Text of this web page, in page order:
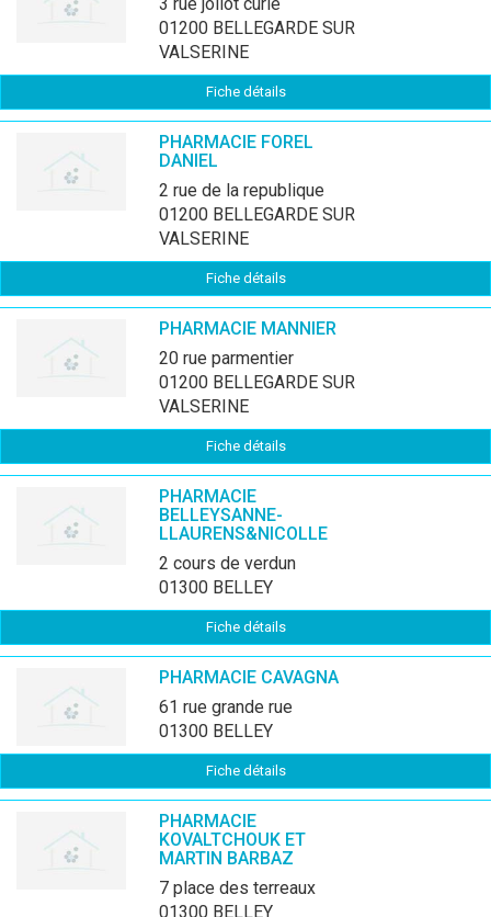
01200 BELLEGARDE SUR
VALSERINE
Fiche détails
PHARMACIE FOREL
DANIEL
2 rue de la republique
01200 BELLEGARDE SUR
VALSERINE
Fiche détails
PHARMACIE MANNIER
20 rue parmentier
01200 BELLEGARDE SUR
VALSERINE
Fiche détails
PHARMACIE
BELLEYSANNE-
LLAURENS&NICOLLE
2 cours de verdun
01300 BELLEY
Fiche détails
PHARMACIE CAVAGNA
61 rue grande rue
01300 BELLEY
Fiche détails
PHARMACIE
KOVALTCHOUK ET
MARTIN BARBAZ
7 place des terreaux
01300 BELLEY